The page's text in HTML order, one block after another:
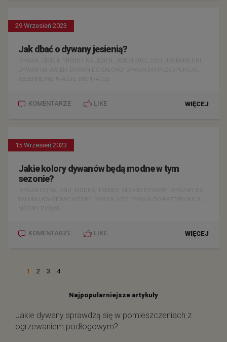
29 Wrzesień 2023
Jak dbać o dywany jesienią?
DYWAN, JESIEN, TRENDY NA JESIEN, JESIEN 2023, 2023, JESIENNE DNI,
DYWAN NA JESIEN, DYWAN DO SALONU, DYWAN DO PRZEDPOKOJU,
JESIENNE INSPIRACJE, INSPIRACJE
KOMENTARZE LIKE WIĘCEJ
15 Wrzesień 2023
Jakie kolory dywanów będą modne w tym
sezonie?
DYWAN DO SALONU, MODNY, TRENDY, MODNE DYWANY, DYWANY DO
SALONU,KWIATOWE WZORY, DYWAN 2023, DYWAN DO PRZEPDOKOJU,
MODNY DYWAN
KOMENTARZE LIKE WIĘCEJ
1 2 3 4
Najpopularniejsze artykuły
Jakie dywany sprawdzą się w pomieszczeniach z
ogrzewaniem podłogowym?